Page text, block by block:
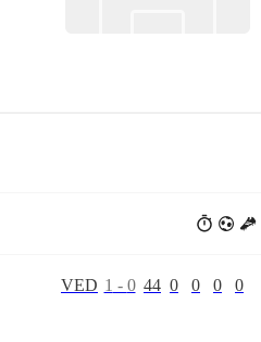
VED 1 - 0 44 0 0 0 0